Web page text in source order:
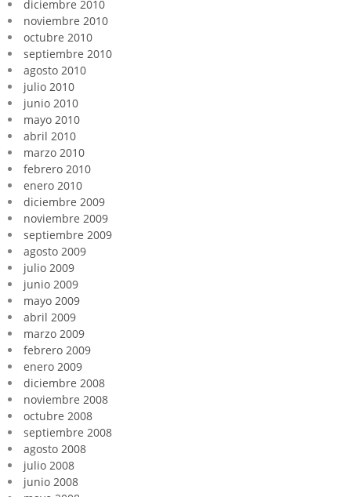
diciembre 2010
noviembre 2010
octubre 2010
septiembre 2010
agosto 2010
julio 2010
junio 2010
mayo 2010
abril 2010
marzo 2010
febrero 2010
enero 2010
diciembre 2009
noviembre 2009
septiembre 2009
agosto 2009
julio 2009
junio 2009
mayo 2009
abril 2009
marzo 2009
febrero 2009
enero 2009
diciembre 2008
noviembre 2008
octubre 2008
septiembre 2008
agosto 2008
julio 2008
junio 2008